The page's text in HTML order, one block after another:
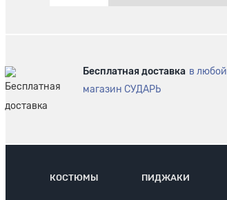
Бесплатная доставка в любой
магазин СУДАРЬ
КОСТЮМЫ ПИДЖАКИ